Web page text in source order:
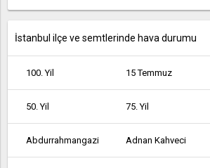
İstanbul ilçe ve semtlerinde hava durumu
100. Yil 15 Temmuz
50. Yil 75. Yil
Abdurrahmangazi Adnan Kahveci